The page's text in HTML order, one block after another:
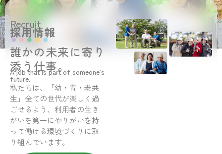
Recruit
採用情報
誰かの未来に寄り
添う仕事。
A job that is part of someone’s
future.
私たちは、「幼・青・老共
生」全ての世代が楽しく過
ごせるよう、利用者の生き
がいを第一にやりがいを持
って働ける環境づくりに取
り組んでいます。